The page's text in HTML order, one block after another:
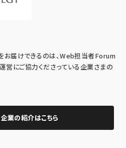
届けできるのは、Web担当者Forum
営にご協力くださっている企業さまの
業の紹介はこちら